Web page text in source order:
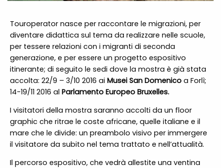
Touroperator nasce per raccontare le migrazioni, per
diventare didattica sul tema da realizzare nelle scuole,
per tessere relazioni con i migranti di seconda
generazione, e per essere un progetto espositivo
itinerante; di seguito le sedi dove la mostra è già stata
accolta: 22/9 – 3/10 2016 ai Musei San Domenicoa Forlì;
14-19/11 2016 al Parlamento Europeo Bruxelles.
I visitatori della mostra saranno accolti da un floor
graphic che ritrae le coste africane, quelle italiane e il
mare che le divide: un preambolo visivo per immergere
il visitatore da subito nel tema trattato e nell’attualità.
Il percorso espositivo, che vedrà allestite una ventina